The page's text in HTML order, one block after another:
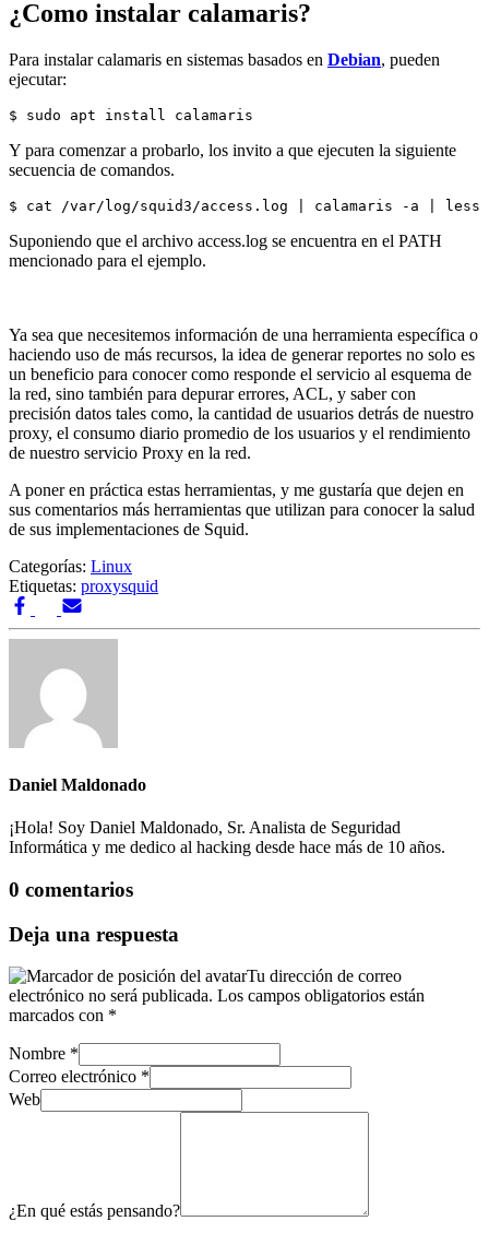
¿Como instalar calamaris?
Para instalar calamaris en sistemas basados en Debian, pueden
ejecutar:
$ sudo apt install calamaris
Y para comenzar a probarlo, los invito a que ejecuten la siguiente
secuencia de comandos.
$ cat /var/log/squid3/access.log | calamaris -a | less
Suponiendo que el archivo access.log se encuentra en el PATH
mencionado para el ejemplo.
Ya sea que necesitemos información de una herramienta específica o
haciendo uso de más recursos, la idea de generar reportes no solo es
un beneficio para conocer como responde el servicio al esquema de
la red, sino también para depurar errores, ACL, y saber con
precisión datos tales como, la cantidad de usuarios detrás de nuestro
proxy, el consumo diario promedio de los usuarios y el rendimiento
de nuestro servicio Proxy en la red.
A poner en práctica estas herramientas, y me gustaría que dejen en
sus comentarios más herramientas que utilizan para conocer la salud
de sus implementaciones de Squid.
Categorías: Linux
Etiquetas: proxysquid
Daniel Maldonado
¡Hola! Soy Daniel Maldonado, Sr. Analista de Seguridad
Informática y me dedico al hacking desde hace más de 10 años.
0 comentarios
Deja una respuesta
Tu dirección de correo
electrónico no será publicada. Los campos obligatorios están
marcados con *
Nombre *
Correo electrónico *
Web
¿En qué estás pensando?